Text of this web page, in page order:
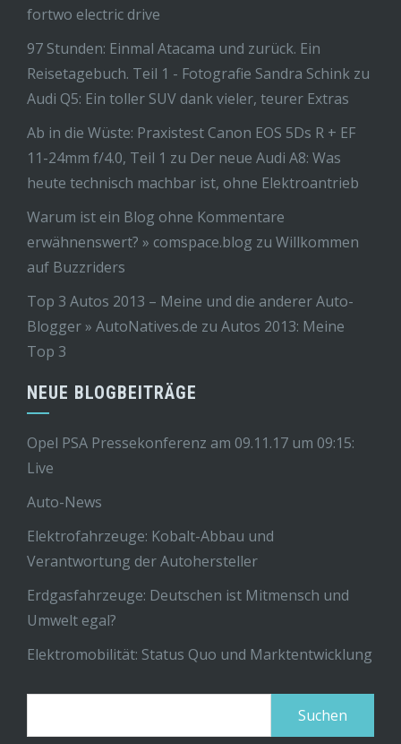
fortwo electric drive
97 Stunden: Einmal Atacama und zurück. Ein
Reisetagebuch. Teil 1 - Fotografie Sandra Schink zu
Audi Q5: Ein toller SUV dank vieler, teurer Extras
Ab in die Wüste: Praxistest Canon EOS 5Ds R + EF
11-24mm f/4.0, Teil 1 zu Der neue Audi A8: Was
heute technisch machbar ist, ohne Elektroantrieb
Warum ist ein Blog ohne Kommentare
erwähnenswert? » comspace.blog zu Willkommen
auf Buzzriders
Top 3 Autos 2013 – Meine und die anderer Auto-
Blogger » AutoNatives.de zu Autos 2013: Meine
Top 3
NEUE BLOGBEITRÄGE
Opel PSA Pressekonferenz am 09.11.17 um 09:15:
Live
Auto-News
Elektrofahrzeuge: Kobalt-Abbau und
Verantwortung der Autohersteller
Erdgasfahrzeuge: Deutschen ist Mitmensch und
Umwelt egal?
Elektromobilität: Status Quo und Marktentwicklung